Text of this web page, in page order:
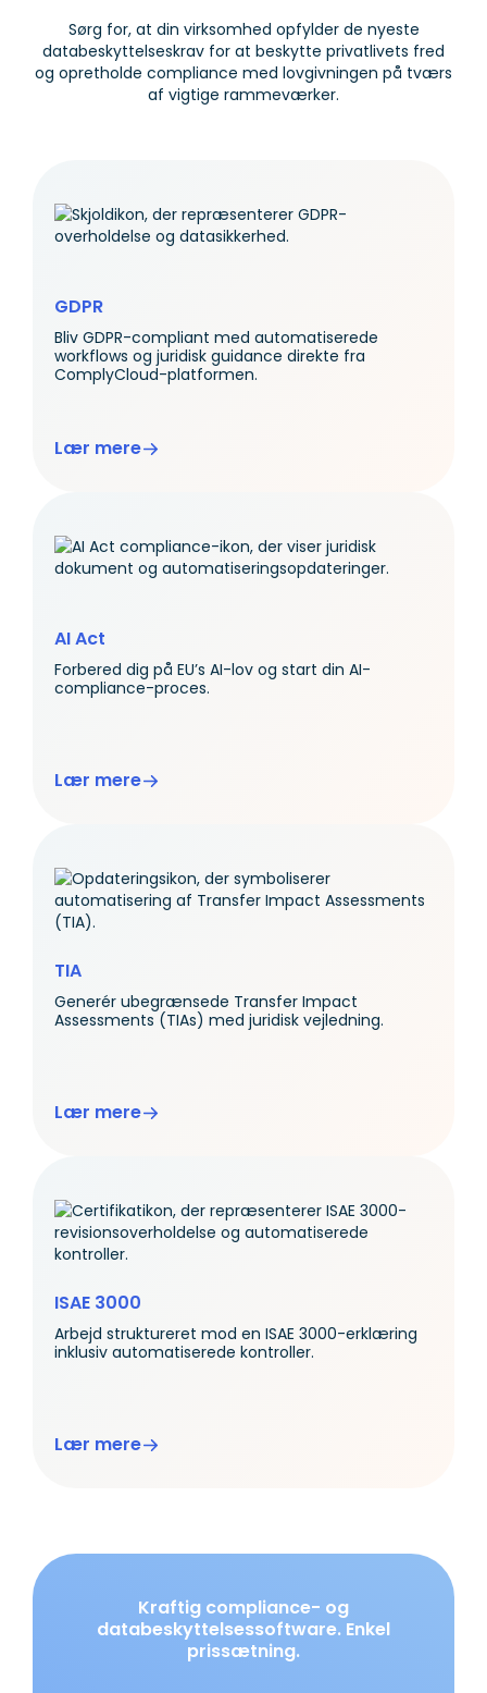
Sørg for, at din virksomhed opfylder de nyeste
databeskyttelseskrav for at beskytte privatlivets fred
og opretholde compliance med lovgivningen på tværs
af vigtige rammeværker.
GDPR
Bliv GDPR-compliant med automatiserede
workflows og juridisk guidance direkte fra
ComplyCloud-platformen.
Lær mere
AI Act
Forbered dig på EU’s AI-lov og start din AI-
compliance-proces.
Lær mere
TIA
Generér ubegrænsede Transfer Impact
Assessments (TIAs) med juridisk vejledning.
Lær mere
ISAE 3000
Arbejd struktureret mod en ISAE 3000-erklæring
inklusiv automatiserede kontroller.
Lær mere
Kraftig compliance- og
databeskyttelsessoftware. Enkel
prissætning.